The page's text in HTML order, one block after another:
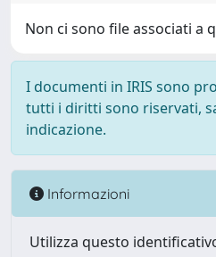
Non ci sono file associati a
I documenti in IRIS sono
tutti i diritti sono riservati,
indicazione.
Informazioni
Utilizza questo